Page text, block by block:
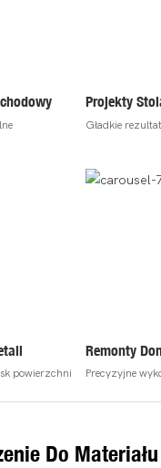
Projekty
Gładkie
powierzchni
Remonty
Precyzyjne
Do Materiału